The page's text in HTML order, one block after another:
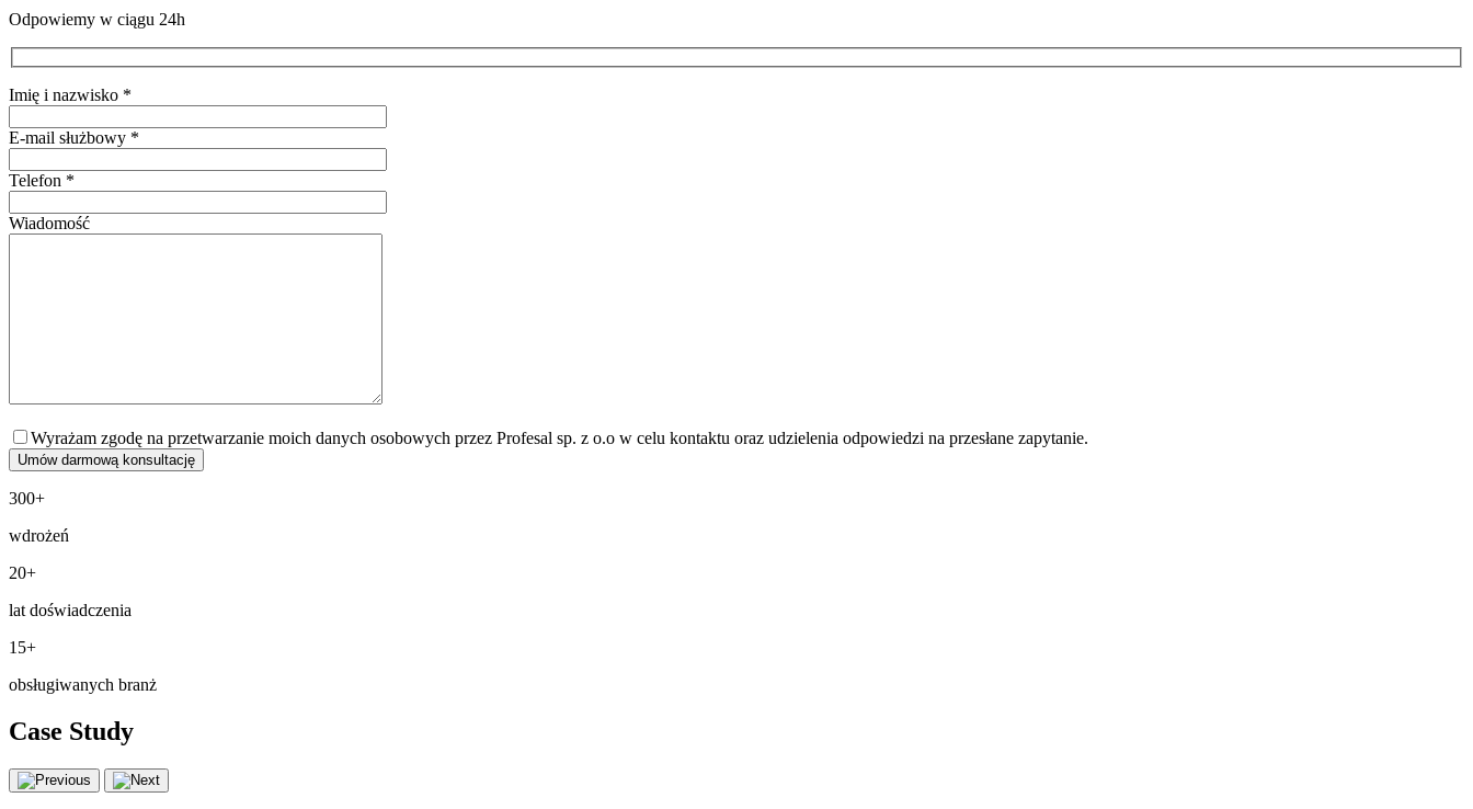
Odpowiemy w ciągu 24h
Imię i nazwisko *
E-mail służbowy *
Telefon *
Wiadomość
Wyrażam zgodę na przetwarzanie moich danych osobowych przez Profesal sp. z o.o w celu kontaktu oraz udzielenia odpowiedzi na przesłane zapytanie.
300+
wdrożeń
20+
lat doświadczenia
15+
obsługiwanych branż
Case Study